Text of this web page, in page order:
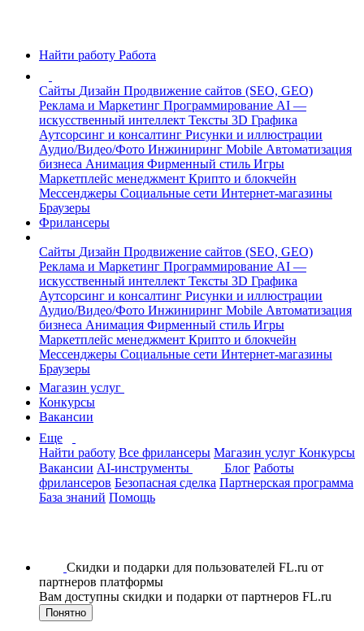
Найти работу Работа
Сайты Дизайн Продвижение сайтов (SEO, GEO)
Реклама и Маркетинг Программирование AI —
искусственный интеллект Тексты 3D Графика
Аутсорсинг и консалтинг Рисунки и иллюстрации
Аудио/Видео/Фото Инжиниринг Mobile Автоматизация
бизнеса Анимация Фирменный стиль Игры
Маркетплейс менеджмент Крипто и блокчейн
Мессенджеры Социальные сети Интернет-магазины
Браузеры
Фрилансеры
Сайты Дизайн Продвижение сайтов (SEO, GEO)
Реклама и Маркетинг Программирование AI —
искусственный интеллект Тексты 3D Графика
Аутсорсинг и консалтинг Рисунки и иллюстрации
Аудио/Видео/Фото Инжиниринг Mobile Автоматизация
бизнеса Анимация Фирменный стиль Игры
Маркетплейс менеджмент Крипто и блокчейн
Мессенджеры Социальные сети Интернет-магазины
Браузеры
Магазин услуг
Конкурсы
Вакансии
Еще
Найти работу Все фрилансеры Магазин услуг Конкурсы
Вакансии AI-инструменты Блог Работы
фрилансеров Безопасная сделка Партнерская программа
База знаний Помощь
Скидки и подарки для пользователей FL.ru от
партнеров платформы
Вам доступны скидки и подарки от партнеров FL.ru
Понятно